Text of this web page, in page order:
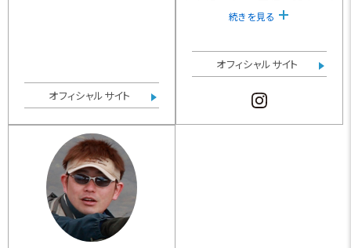
オフィシャルサイト
年間120日ほど魚と格闘してい
続きを見る
オフィシャルサイト